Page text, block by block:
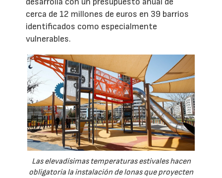
cerca de 12 millones de euros en 39 barrios
identificados como especialmente
vulnerables.
Las elevadísimas temperaturas estivales hacen
obligatoria la instalación de lonas que proyecten